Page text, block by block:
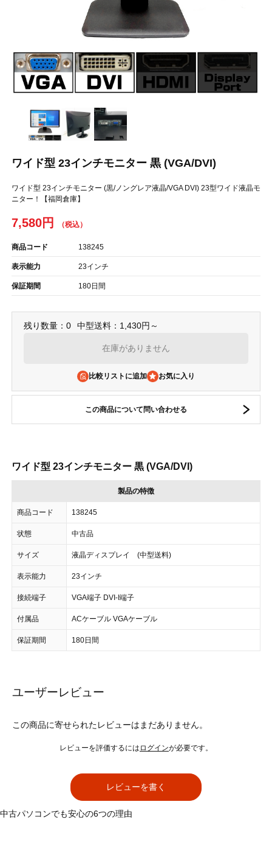
ワイド型 23インチモニター 黒 (VGA/DVI)
ワイド型 23インチモニター (黒/ノングレア液晶/VGA DVI) 23型ワイド液晶モ
ニター！【福岡倉庫】
7,580円
商品コード 138245
表示能力 23インチ
保証期間 180日間
残り数量：0 中型送料：1,430円～
在庫がありません
比較リストに追加
この商品について問い合わせる
ワイド型 23インチモニター 黒 (VGA/DVI)
製品の特徴
商品コード 138245
状態 中古品
サイズ 液晶ディスプレイ (中型送料)
表示能力 23インチ
接続端子 VGA端子 DVI-I端子
付属品 ACケーブル VGAケーブル
保証期間 180日間
ユーザーレビュー
この商品に寄せられたレビューはまだありません。
レビューを評価するには ログインが必要です。
レビューを書く
中古パソコンでも安心の6つの理由